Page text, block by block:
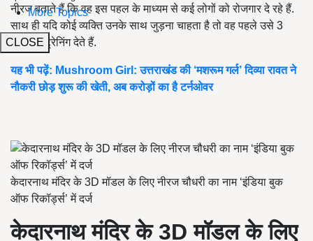
More Topics
CLOSE
नीरज बताते हैं कि वह इस पहल के माध्यम से कई लोगों को रोजगार दे रहे हैं.
साथ ही यदि कोई व्यक्ति उनके साथ जुड़ना चाहता है तो वह पहले उसे 3
दिनों की ट्रेनिंग देते हैं.
यह भी पढ़ें: Mushroom Girl: उत्तराखंड की ‘मशरूम गर्ल’ दिव्या रावत ने
नौकरी छोड़ शुरू की खेती, अब करोड़ों का है टर्नओवर
केदारनाथ मंदिर के 3D मॉडल के लिए नीरज चौधरी का नाम ‘इंडिया बुक
ऑफ रिकॉर्ड्स’ में दर्ज
केदारनाथ मंदिर के 3Dमॉडल के लिए